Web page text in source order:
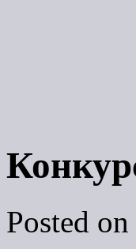
Posted on